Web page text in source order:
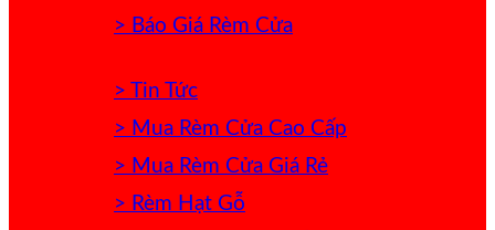
> Báo Giá Rèm Cửa
> Tin Tức
> Mua Rèm Cửa Cao Cấp
> Mua Rèm Cửa Giá Rẻ
> Rèm Hạt Gỗ